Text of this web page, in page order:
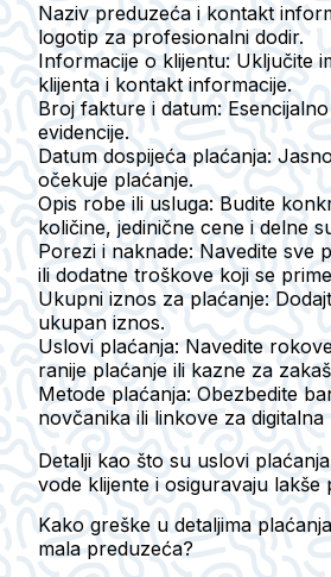
Naziv preduzeća i kontakt
logotip za profesionalni dodir.
Informacije o klijentu: Uključite
klijenta i kontakt informacije.
Broj fakture i datum:
evidencije.
Datum dospijeća plaćanja:
očekuje plaćanje.
Opis robe ili usluga: Budite
količine, jedinične cene i delne
Porezi i naknade: Navedite sve
ili dodatne troškove koji se
Ukupni iznos za plaćanje:
ukupan iznos.
Uslovi plaćanja: Navedite
ranije plaćanje ili kazne za
Metode plaćanja: Obezbedite
novčanika ili linkove za digitalna
Detalji kao što su uslovi
vode klijente i osiguravaju lakše
Kako greške u detaljima
mala preduzeća?